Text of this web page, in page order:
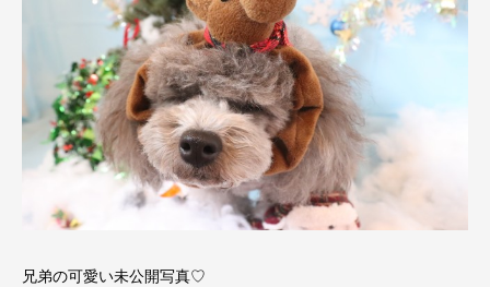
兄弟の可愛い未公開写真♡